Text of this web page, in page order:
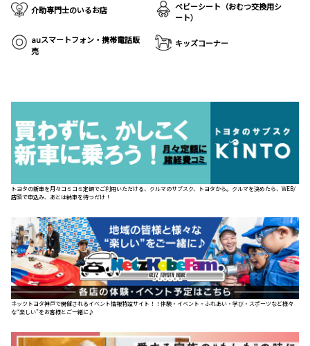
介助専門士のいるお店
ベビーシート（おむつ交換用シ
ート）
auスマートフォン・携帯電話販
売
キッズコーナー
トヨタの新車を月々コミコミ定額でご利用いただける、クルマのサブスク、トヨタから。クルマを決めたら、WEB/
店頭で申込み、あとは納車を待つだけ！
ネッツトヨタ神戸で開催されるイベント情報特設サイト！！体験・イベント・ふれあい・学び・スポーツなど様々
な“楽しい”をお客様とご一緒に♪